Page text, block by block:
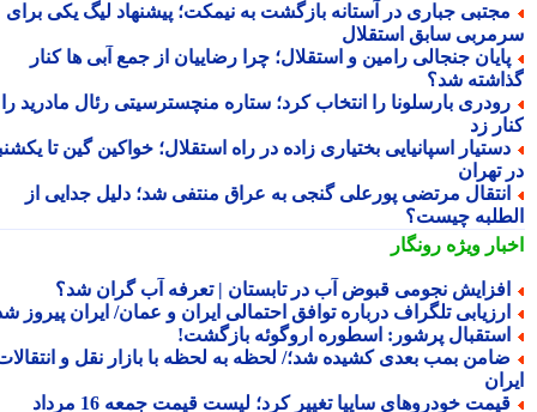
جباری در آستانه بازگشت به نیمکت؛ پیشنهاد لیگ یکی برای
سابق استقلال
جنجالی رامین و استقلال؛ چرا رضاییان از جمع آبی ها کنار
شد؟
بارسلونا را انتخاب کرد؛ ستاره منچسترسیتی رئال مادرید را
زد
اسپانیایی بختیاری زاده در راه استقلال؛ خواکین گین تا یکشنبه
تهران
مرتضی پورعلی گنجی به عراق منتفی شد؛ دلیل جدایی از
چیست؟
ویژهرونگار
نجومی قبوض آب در تابستان | تعرفه آب گران شد؟
تلگراف درباره توافق احتمالی ایران و عمان/ ایران پیروز شد
پرشور: اسطوره اروگوئه بازگشت!
بمب بعدی کشیده شد؛/ لحظه به لحظه با بازار نقل و انتقالات
قیمت خودروهای سایپا تغییر کرد؛ لیست قیمت جمعه 16 مرداد